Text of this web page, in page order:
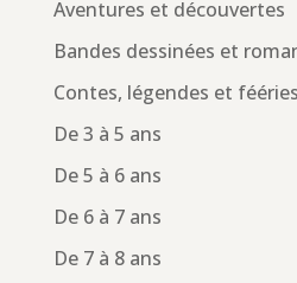
Aventures et découvertes
Bandes dessinées et
Contes, légendes et fééries
De 3 à 5 ans
De 5 à 6 ans
De 6 à 7 ans
De 7 à 8 ans